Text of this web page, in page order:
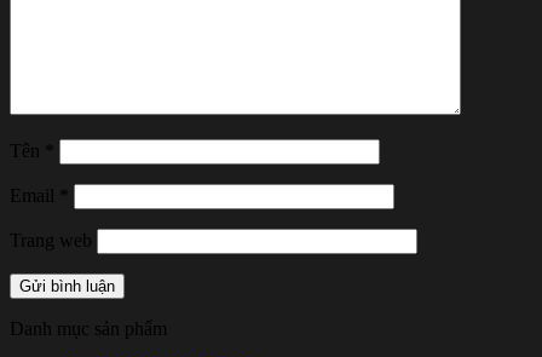
Tên
Email
Trang web
Danh mục sản phẩm